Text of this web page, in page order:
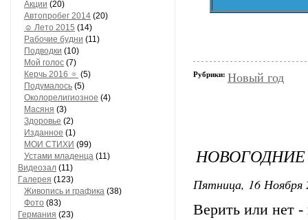
Акции (20)
Автопробег 2014 (20)
☺ Лето 2015 (14)
Рабочие будни (11)
Подводки (10)
Мой голос (7)
Керчь 2016 🔅 (5)
Подумалось (5)
Околорелигиозное (4)
Масяня (3)
Здоровье (2)
Изданное (1)
МОИ СТИХИ (99)
Устами младенца (11)
Видеозал (11)
Гaлерея (123)
Живопись и грaфикa (38)
Фото (83)
Гермaния (23)
Рубрики: Новый год
Пятница, 16 Ноября
Верить или нет